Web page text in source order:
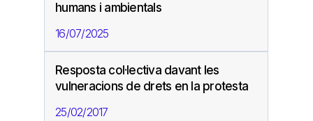
humans i ambientals
16/07/2025
Resposta col·lectiva davant les
vulneracions de drets en la protesta
25/02/2017